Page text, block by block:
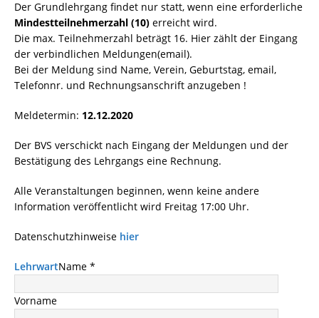
Der Grundlehrgang findet nur statt, wenn eine erforderliche
Mindestteilnehmerzahl (10) erreicht wird.
Die max. Teilnehmerzahl beträgt 16. Hier zählt der Eingang
der verbindlichen Meldungen(email).
Bei der Meldung sind Name, Verein, Geburtstag, email,
Telefonnr. und Rechnungsanschrift anzugeben !
Meldetermin: 12.12.2020
Der BVS verschickt nach Eingang der Meldungen und der
Bestätigung des Lehrgangs eine Rechnung.
Alle Veranstaltungen beginnen, wenn keine andere
Information veröffentlicht wird Freitag 17:00 Uhr.
Datenschutzhinweise hier
LehrwartName *
Vorname